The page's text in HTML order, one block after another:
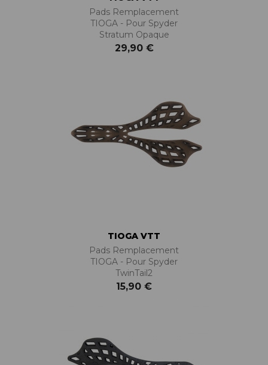
Pads Remplacement
TIOGA - Pour Spyder
Stratum Opaque
29,90 €
TIOGA VTT
Pads Remplacement
TIOGA - Pour Spyder
TwinTail2
15,90 €